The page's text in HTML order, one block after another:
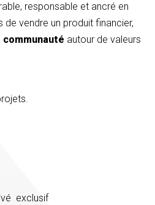
responsable et ancré en
de vendre un produit financier,
autour de valeurs
exclusif